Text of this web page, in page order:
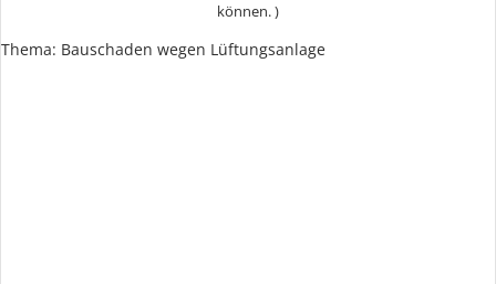
können. )
Thema: Bauschaden wegen Lüftungsanlage